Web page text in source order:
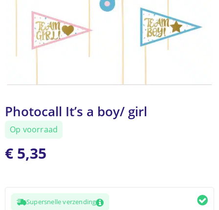
Photocall It’s a boy/ girl
Op voorraad
€ 5,35
Supersnelle verzending